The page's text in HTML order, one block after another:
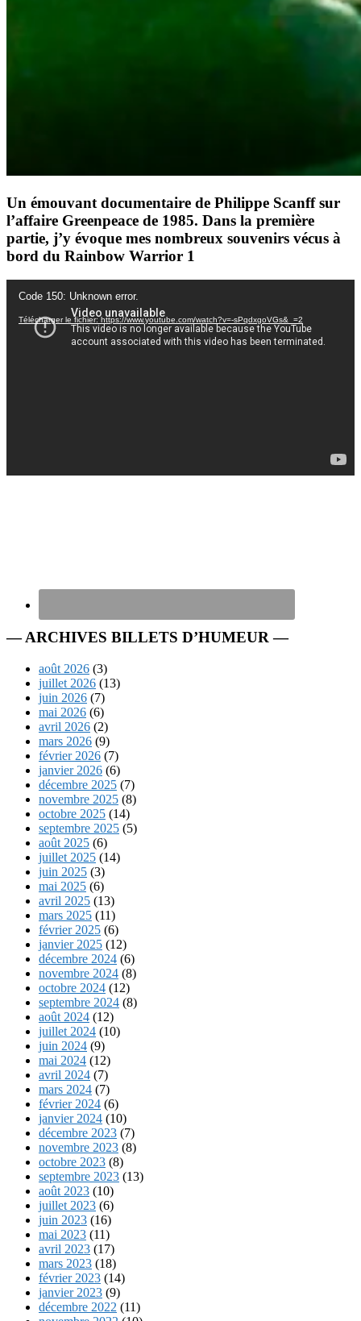
Un émouvant documentaire de Philippe Scanff sur
l’affaire Greenpeace de 1985. Dans la première
partie, j’y évoque mes nombreux souvenirs vécus à
bord du Rainbow Warrior 1
vidéo
Code 150: Unknown error.
Télécharger le fichier: https://www.youtube.com/watch?v=-sPqdxgoVGs&_=2
— ARCHIVES BILLETS D’HUMEUR —
août 2026 (3)
juillet 2026 (13)
juin 2026 (7)
mai 2026 (6)
avril 2026 (2)
mars 2026 (9)
février 2026 (7)
janvier 2026 (6)
décembre 2025 (7)
novembre 2025 (8)
octobre 2025 (14)
septembre 2025 (5)
août 2025 (6)
juillet 2025 (14)
juin 2025 (3)
mai 2025 (6)
avril 2025 (13)
mars 2025 (11)
février 2025 (6)
janvier 2025 (12)
décembre 2024 (6)
novembre 2024 (8)
octobre 2024 (12)
septembre 2024 (8)
août 2024 (12)
juillet 2024 (10)
juin 2024 (9)
mai 2024 (12)
avril 2024 (7)
mars 2024 (7)
février 2024 (6)
janvier 2024 (10)
décembre 2023 (7)
novembre 2023 (8)
octobre 2023 (8)
septembre 2023 (13)
août 2023 (10)
juillet 2023 (6)
juin 2023 (16)
mai 2023 (11)
avril 2023 (17)
mars 2023 (18)
février 2023 (14)
janvier 2023 (9)
décembre 2022 (11)